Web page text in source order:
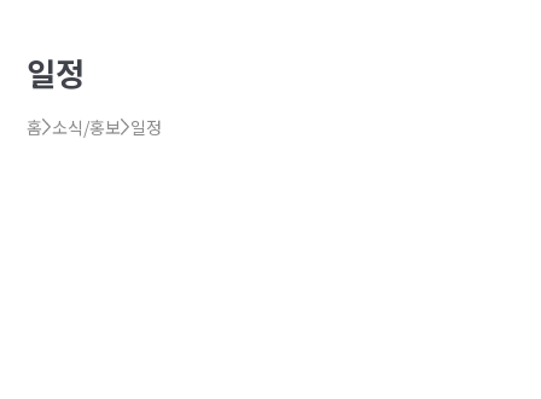
일정
홈 소식/홍보 일정